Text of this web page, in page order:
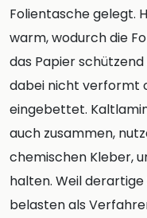
Folientasche gelegt.
warm, wodurch die
das Papier schützend
dabei nicht verformt
eingebettet.
auch zusammen,
chemischen Kleber,
halten. Weil
belasten als